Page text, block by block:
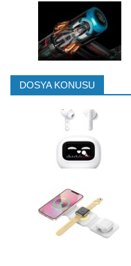
DOSYA KONUSU